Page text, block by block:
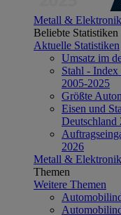
Metall & Elektronik
Beliebte Statistiken
Aktuelle Statistiken
Umsatz im
Stahl -
2005-2025
Größte
Eisen und
Deutschland
2026
Metall & Elektronik
Themen
Weitere Themen